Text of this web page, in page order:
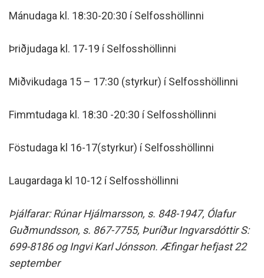
Mánudaga kl. 18:30-20:30 í Selfosshöllinni
Þriðjudaga kl. 17-19 í Selfosshöllinni
Miðvikudaga 15 – 17:30 (styrkur) í Selfosshöllinni
Fimmtudaga kl. 18:30 -20:30 í Selfosshöllinni
Föstudaga kl 16-17(styrkur) í Selfosshöllinni
Laugardaga kl 10-12 í Selfosshöllinni
Þjálfarar: Rúnar Hjálmarsson, s. 848-1947, Ólafur
Guðmundsson, s. 867-7755, Þuríður Ingvarsdóttir S:
699-8186 og Ingvi Karl Jónsson. Æfingar hefjast 22
september